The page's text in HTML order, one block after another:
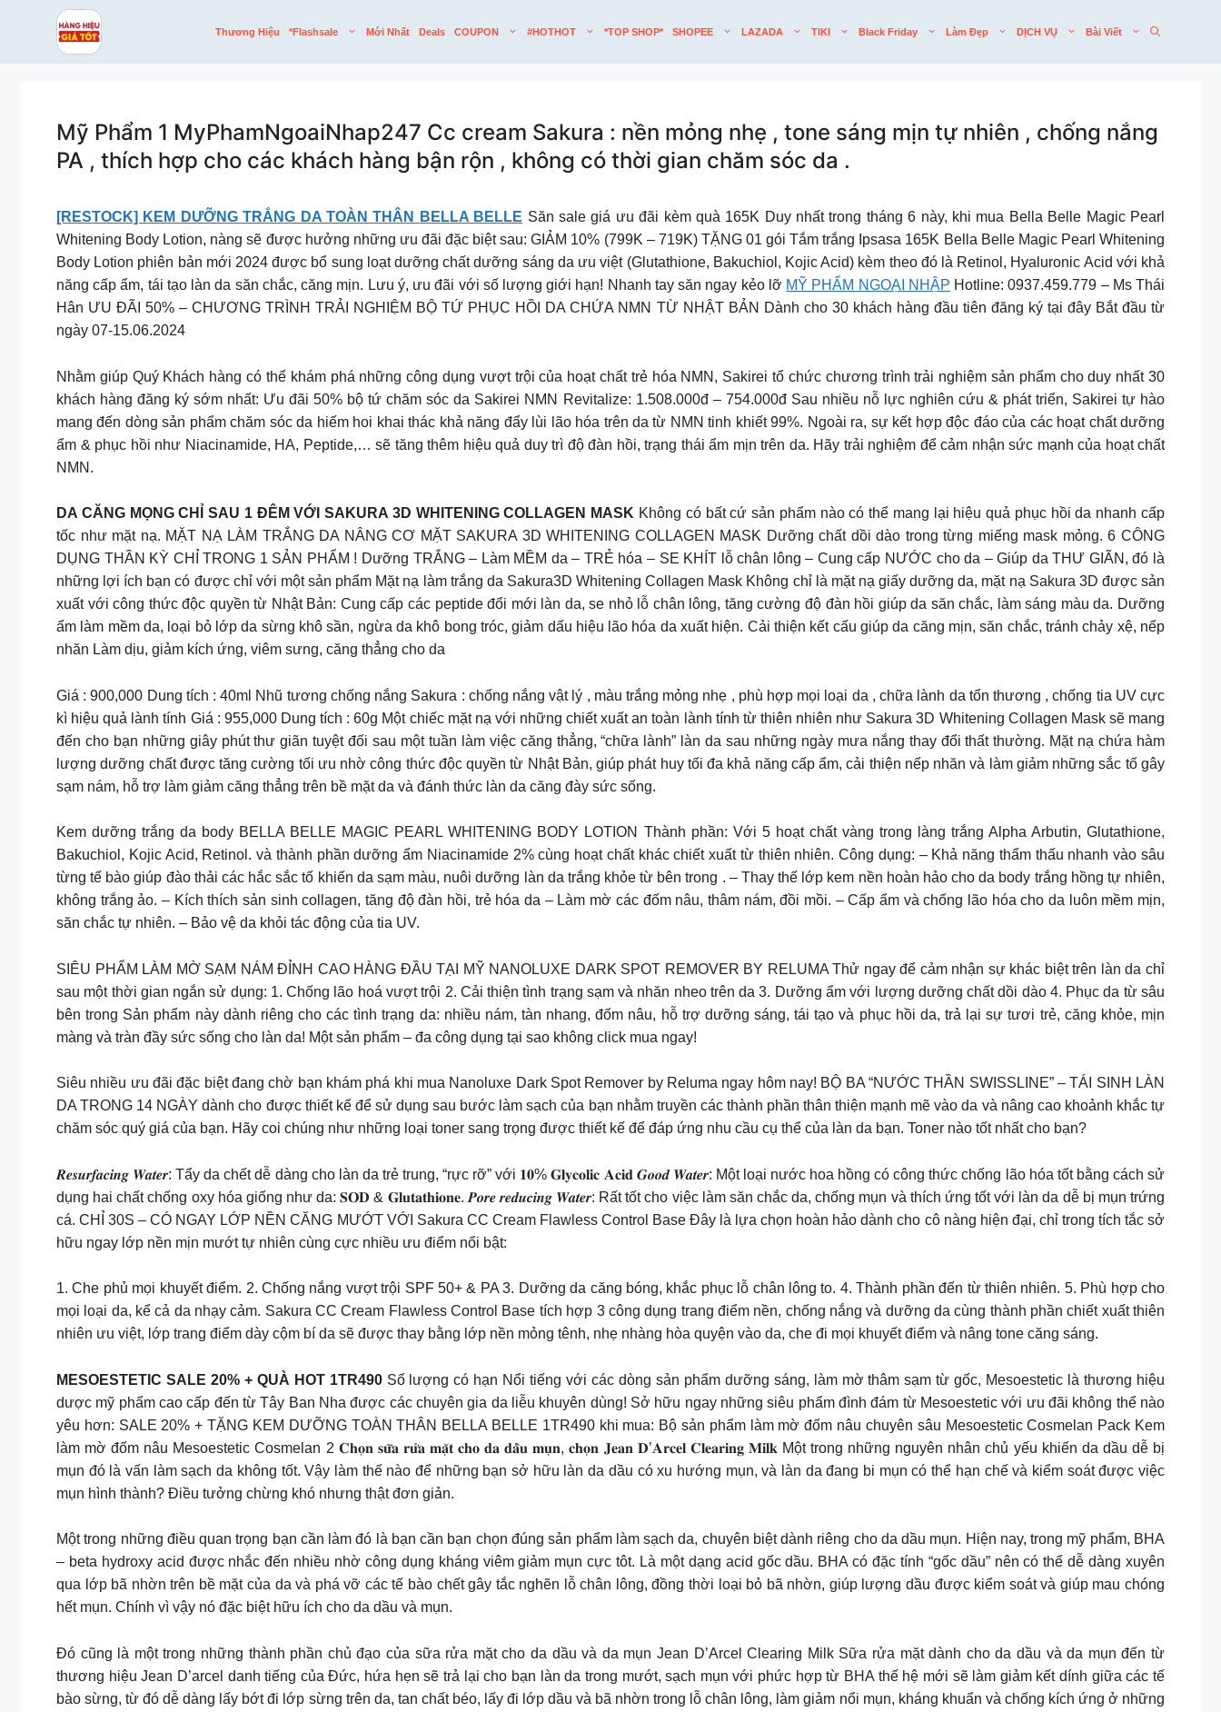
Thương Hiệu *flashsale Mới Nhất Deals COUPON #HOTHOT *TOP SHOP* SHOPEE LAZADA TIKI Black Friday Làm Đẹp DỊCH VỤ Bài Viết
Mỹ Phẩm 1 MyPhamNgoaiNhap247 Cc cream Sakura : nền mỏng nhẹ , tone sáng mịn tự nhiên , chống nắng
PA , thích hợp cho các khách hàng bận rộn , không có thời gian chăm sóc da .
[RESTOCK] KEM DƯỠNG TRẮNG DA TOÀN THÂN BELLA BELLE Săn sale giá ưu đãi kèm quà 165K Duy nhất trong tháng 6 này, khi mua Bella Belle Magic Pearl
Whitening Body Lotion, nàng sẽ được hưởng những ưu đãi đặc biệt sau: GIẢM 10% (799K – 719K) TẶNG 01 gói Tắm trắng Ipsasa 165K Bella Belle Magic Pearl Whitening
Body Lotion phiên bản mới 2024 được bổ sung loạt dưỡng chất dưỡng sáng da ưu việt (Glutathione, Bakuchiol, Kojic Acid) kèm theo đó là Retinol, Hyaluronic Acid với khả
năng cấp ẩm, tái tạo làn da săn chắc, căng mịn. Lưu ý, ưu đãi với số lượng giới hạn! Nhanh tay săn ngay kẻo lỡ MỸ PHẨM NGOẠI NHẬP Hotline: 0937.459.779 – Ms Thái
Hân ƯU ĐÃI 50% – CHƯƠNG TRÌNH TRẢI NGHIỆM BỘ TỨ PHỤC HỒI DA CHỨA NMN TỪ NHẬT BẢN Dành cho 30 khách hàng đầu tiên đăng ký tại đây Bắt đầu từ
ngày 07-15.06.2024
Nhằm giúp Quý Khách hàng có thể khám phá những công dụng vượt trội của hoạt chất trẻ hóa NMN, Sakirei tổ chức chương trình trải nghiệm sản phẩm cho duy nhất 30
khách hàng đăng ký sớm nhất: Ưu đãi 50% bộ tứ chăm sóc da Sakirei NMN Revitalize: 1.508.000đ – 754.000đ Sau nhiều nỗ lực nghiên cứu & phát triển, Sakirei tự hào
mang đến dòng sản phẩm chăm sóc da hiếm hoi khai thác khả năng đẩy lùi lão hóa trên da từ NMN tinh khiết 99%. Ngoài ra, sự kết hợp độc đáo của các hoạt chất dưỡng
ẩm & phục hồi như Niacinamide, HA, Peptide,… sẽ tăng thêm hiệu quả duy trì độ đàn hồi, trạng thái ẩm mịn trên da. Hãy trải nghiệm để cảm nhận sức mạnh của hoạt chất
NMN.
DA CĂNG MỌNG CHỈ SAU 1 ĐÊM VỚI SAKURA 3D WHITENING COLLAGEN MASK Không có bất cứ sản phẩm nào có thể mang lại hiệu quả phục hồi da nhanh cấp
tốc như mặt nạ. MẶT NẠ LÀM TRẮNG DA NÂNG CƠ MẶT SAKURA 3D WHITENING COLLAGEN MASK Dưỡng chất dồi dào trong từng miếng mask mỏng. 6 CÔNG
DỤNG THẦN KỲ CHỈ TRONG 1 SẢN PHẨM ! Dưỡng TRẮNG – Làm MỀM da – TRẺ hóa – SE KHÍT lỗ chân lông – Cung cấp NƯỚC cho da – Giúp da THƯ GIÃN, đó là
những lợi ích bạn có được chỉ với một sản phẩm Mặt nạ làm trắng da Sakura3D Whitening Collagen Mask Không chỉ là mặt nạ giấy dưỡng da, mặt nạ Sakura 3D được sản
xuất với công thức độc quyền từ Nhật Bản: Cung cấp các peptide đổi mới làn da, se nhỏ lỗ chân lông, tăng cường độ đàn hồi giúp da săn chắc, làm sáng màu da. Dưỡng
ẩm làm mềm da, loại bỏ lớp da sừng khô sần, ngừa da khô bong tróc, giảm dấu hiệu lão hóa da xuất hiện. Cải thiện kết cấu giúp da căng mịn, săn chắc, tránh chảy xệ, nếp
nhăn Làm dịu, giảm kích ứng, viêm sưng, căng thẳng cho da
Giá : 900,000 Dung tích : 40ml Nhũ tương chống nắng Sakura : chống nắng vật lý , màu trắng mỏng nhẹ , phù hợp mọi loại da , chữa lành da tổn thương , chống tia UV cực
kì hiệu quả lành tính Giá : 955,000 Dung tích : 60g Một chiếc mặt nạ với những chiết xuất an toàn lành tính từ thiên nhiên như Sakura 3D Whitening Collagen Mask sẽ mang
đến cho bạn những giây phút thư giãn tuyệt đối sau một tuần làm việc căng thẳng, “chữa lành” làn da sau những ngày mưa nắng thay đổi thất thường. Mặt nạ chứa hàm
lượng dưỡng chất được tăng cường tối ưu nhờ công thức độc quyền từ Nhật Bản, giúp phát huy tối đa khả năng cấp ẩm, cải thiện nếp nhăn và làm giảm những sắc tố gây
sạm nám, hỗ trợ làm giảm căng thẳng trên bề mặt da và đánh thức làn da căng đày sức sống.
Kem dưỡng trắng da body BELLA BELLE MAGIC PEARL WHITENING BODY LOTION Thành phần: Với 5 hoạt chất vàng trong làng trắng Alpha Arbutin, Glutathione,
Bakuchiol, Kojic Acid, Retinol. và thành phần dưỡng ẩm Niacinamide 2% cùng hoạt chất khác chiết xuất từ thiên nhiên. Công dụng: – Khả năng thẩm thấu nhanh vào sâu
từng tế bào giúp đào thải các hắc sắc tố khiến da sạm màu, nuôi dưỡng làn da trắng khỏe từ bên trong . – Thay thế lớp kem nền hoàn hảo cho da body trắng hồng tự nhiên,
không trắng ảo. – Kích thích sản sinh collagen, tăng độ đàn hồi, trẻ hóa da – Làm mờ các đốm nâu, thâm nám, đồi mồi. – Cấp ẩm và chống lão hóa cho da luôn mềm mịn,
săn chắc tự nhiên. – Bảo vệ da khỏi tác động của tia UV.
SIÊU PHẨM LÀM MỜ SẠM NÁM ĐỈNH CAO HÀNG ĐẦU TẠI MỸ NANOLUXE DARK SPOT REMOVER BY RELUMA Thử ngay để cảm nhận sự khác biệt trên làn da chỉ
sau một thời gian ngắn sử dụng: 1. Chống lão hoá vượt trội 2. Cải thiện tình trạng sạm và nhăn nheo trên da 3. Dưỡng ẩm với lượng dưỡng chất dồi dào 4. Phục da từ sâu
bên trong Sản phẩm này dành riêng cho các tình trạng da: nhiều nám, tàn nhang, đốm nâu, hỗ trợ dưỡng sáng, tái tạo và phục hồi da, trả lại sự tươi trẻ, căng khỏe, mịn
màng và tràn đầy sức sống cho làn da! Một sản phẩm – đa công dụng tại sao không click mua ngay!
Siêu nhiều ưu đãi đặc biệt đang chờ bạn khám phá khi mua Nanoluxe Dark Spot Remover by Reluma ngay hôm nay! BỘ BA “NƯỚC THẦN SWISSLINE” – TÁI SINH LÀN
DA TRONG 14 NGÀY dành cho được thiết kế để sử dụng sau bước làm sạch của bạn nhằm truyền các thành phần thân thiện mạnh mẽ vào da và nâng cao khoảnh khắc tự
chăm sóc quý giá của bạn. Hãy coi chúng như những loại toner sang trọng được thiết kế để đáp ứng nhu cầu cụ thể của làn da bạn. Toner nào tốt nhất cho bạn?
𝑹𝒆𝒔𝒖𝒓𝒇𝒂𝒄𝒊𝒏𝒈 𝑾𝒂𝒕𝒆𝒓: Tẩy da chết dễ dàng cho làn da trẻ trung, “rực rỡ” với 𝟏𝟎% 𝐆𝐥𝐲𝐜𝐨𝐥𝐢𝐜 𝐀𝐜𝐢𝐝 𝑮𝒐𝒐𝒅 𝑾𝒂𝒕𝒆𝒓: Một loại nước hoa hồng có công thức chống lão hóa tốt bằng cách sử
dụng hai chất chống oxy hóa giống như da: 𝐒𝐎𝐃 & 𝐆𝐥𝐮𝐭𝐚𝐭𝐡𝐢𝐨𝐧𝐞. 𝑷𝒐𝒓𝒆 𝒓𝒆𝒅𝒖𝒄𝒊𝒏𝒈 𝑾𝒂𝒕𝒆𝒓: Rất tốt cho việc làm săn chắc da, chống mụn và thích ứng tốt với làn da dễ bị mụn trứng
cá. CHỈ 30S – CÓ NGAY LỚP NỀN CĂNG MƯỚT VỚI Sakura CC Cream Flawless Control Base Đây là lựa chọn hoàn hảo dành cho cô nàng hiện đại, chỉ trong tích tắc sở
hữu ngay lớp nền mịn mướt tự nhiên cùng cực nhiều ưu điểm nổi bật:
1. Che phủ mọi khuyết điểm. 2. Chống nắng vượt trội SPF 50+ & PA 3. Dưỡng da căng bóng, khắc phục lỗ chân lông to. 4. Thành phần đến từ thiên nhiên. 5. Phù hợp cho
mọi loại da, kể cả da nhạy cảm. Sakura CC Cream Flawless Control Base tích hợp 3 công dụng trang điểm nền, chống nắng và dưỡng da cùng thành phần chiết xuất thiên
nhiên ưu việt, lớp trang điểm dày cộm bí da sẽ được thay bằng lớp nền mỏng tênh, nhẹ nhàng hòa quyện vào da, che đi mọi khuyết điểm và nâng tone căng sáng.
MESOESTETIC SALE 20% + QUÀ HOT 1TR490Số lượng có hạn Nổi tiếng với các dòng sản phẩm dưỡng sáng, làm mờ thâm sạm từ gốc, Mesoestetic là thương hiệu
dược mỹ phẩm cao cấp đến từ Tây Ban Nha được các chuyên gia da liễu khuyên dùng! Sở hữu ngay những siêu phẩm đình đám từ Mesoestetic với ưu đãi không thể nào
yêu hơn: SALE 20% + TẶNG KEM DƯỠNG TOÀN THÂN BELLA BELLE 1TR490 khi mua: Bộ sản phẩm làm mờ đốm nâu chuyên sâu Mesoestetic Cosmelan Pack Kem
làm mờ đốm nâu Mesoestetic Cosmelan 2 𝐂𝐡𝐨̣𝐧 𝐬𝐮̛̃𝐚 𝐫𝐮̛̉𝐚 𝐦𝐚̣̆𝐭 𝐜𝐡𝐨 𝐝𝐚 𝐝𝐚̂̀𝐮 𝐦𝐮̣𝐧, 𝐜𝐡𝐨̣𝐧 𝐉𝐞𝐚𝐧 𝐃’𝐀𝐫𝐜𝐞𝐥 𝐂𝐥𝐞𝐚𝐫𝐢𝐧𝐠 𝐌𝐢𝐥𝐤 Một trong những nguyên nhân chủ yếu khiến da dầu dễ bị
mụn đó là vấn làm sạch da không tốt. Vậy làm thế nào để những bạn sở hữu làn da dầu có xu hướng mụn, và làn da đang bi mụn có thể hạn chế và kiểm soát được việc
mụn hình thành? Điều tưởng chừng khó nhưng thật đơn giản.
Một trong những điều quan trọng bạn cần làm đó là bạn cần bạn chọn đúng sản phẩm làm sạch da, chuyên biệt dành riêng cho da dầu mụn. Hiện nay, trong mỹ phẩm, BHA
– beta hydroxy acid được nhắc đến nhiều nhờ công dụng kháng viêm giảm mụn cực tôt. Là một dạng acid gốc dầu. BHA có đặc tính “gốc dầu” nên có thể dễ dàng xuyên
qua lớp bã nhờn trên bề mặt của da và phá vỡ các tế bào chết gây tắc nghẽn lỗ chân lông, đồng thời loại bỏ bã nhờn, giúp lượng dầu được kiểm soát và giúp mau chóng
hết mụn. Chính vì vậy nó đặc biệt hữu ích cho da dầu và mụn.
Đó cũng là một trong những thành phần chủ đạo của sữa rửa mặt cho da dầu và da mụn Jean D’Arcel Clearing Milk Sữa rửa mặt dành cho da dầu và da mụn đến từ
thương hiệu Jean D’arcel danh tiếng của Đức, hứa hẹn sẽ trả lại cho bạn làn da trong mướt, sạch mụn với phức hợp từ BHA thế hệ mới sẽ làm giảm kết dính giữa các tế
bào sừng, từ đó dễ dàng lấy bớt đi lớp sừng trên da, tan chất béo, lấy đi lớp dầu và bã nhờn trong lỗ chân lông, làm giảm nổi mụn, kháng khuẩn và chống kích ứng ở những